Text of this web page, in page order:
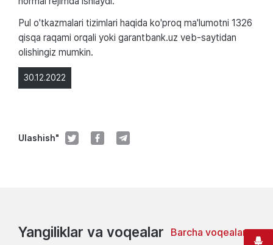
30.12.2022
Ulashish"
Pul o'tkazmalari tizimlari haqida ko'proq ma'lumotni 1326
qisqa raqami orqali yoki garantbank.uz veb-saytidan
olishingiz mumkin.
Yangiliklar va voqealar Barcha voqealar